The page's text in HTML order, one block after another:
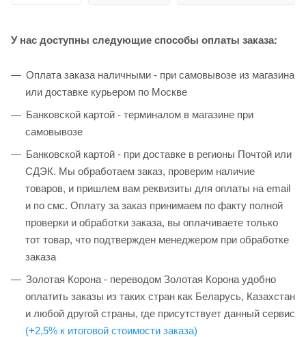
У нас доступны следующие способы оплаты заказа:
Оплата заказа наличными - при самовывозе из магазина
или доставке курьером по Москве
Банковской картой - терминалом в магазине при
самовывозе
Банковской картой - при доставке в регионы Почтой или
СДЭК. Мы обработаем заказ, проверим наличие
товаров, и пришлем вам реквизиты для оплаты на email
и по смс. Оплату за заказ принимаем по факту полной
проверки и обработки заказа, вы оплачиваете только
тот товар, что подтвержден менеджером при обработке
заказа
Золотая Корона - переводом Золотая Корона удобно
оплатить заказы из таких стран как Беларусь, Казахстан
и любой другой страны, где присутствует данный сервис
(+2,5% к итоговой стоимости заказа)